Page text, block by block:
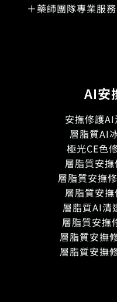
＋藥師團隊專業服
AI安
安撫修護
層脂質AI
極光CE色
層脂質安
層脂質安撫
層脂質安
層脂質AI清
層脂質安撫
層脂質安撫
層脂質安撫